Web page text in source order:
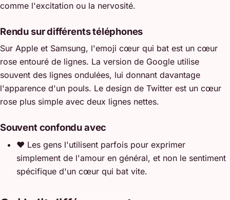
comme l'excitation ou la nervosité.
Rendu sur différents téléphones
Sur Apple et Samsung, l'emoji cœur qui bat est un cœur
rose entouré de lignes. La version de Google utilise
souvent des lignes ondulées, lui donnant davantage
l'apparence d'un pouls. Le design de Twitter est un cœur
rose plus simple avec deux lignes nettes.
Souvent confondu avec
❤️ Les gens l'utilisent parfois pour exprimer
simplement de l'amour en général, et non le sentiment
spécifique d'un cœur qui bat vite.